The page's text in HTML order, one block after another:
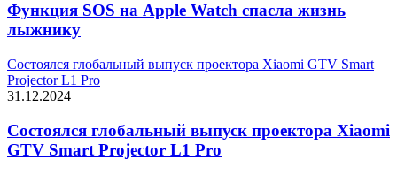
Функция SOS на Apple Watch спасла жизнь
лыжнику
Состоялся глобальный выпуск проектора Xiaomi GTV Smart
Projector L1 Pro
31.12.2024
Состоялся глобальный выпуск проектора Xiaomi
GTV Smart Projector L1 Pro